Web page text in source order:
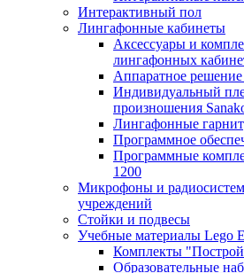
Интерактивный пол
Лингафонные кабинеты
Аксессуары и
лингафонных
Аппаратное
Индивидуальный
произношения
Лингафонные
Программное
Программные
1200
Микрофоны и
учреждений
Стойки и подвесы
Учебные материалы Lego
Комплекты
Образовательные